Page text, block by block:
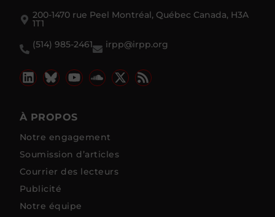
200-1470 rue Peel Montréal, Québec Canada, H3A
1T1
(514) 985-2461
irpp@irpp.org
À PROPOS
Notre engagement
Soumission d’articles
Courrier des lecteurs
Publicité
Notre équipe